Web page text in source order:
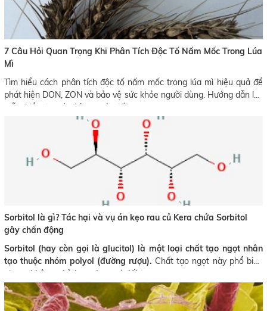
7 Câu Hỏi Quan Trọng Khi Phân Tích Độc Tố Nấm Mốc Trong Lúa
Mì
Tìm hiểu cách phân tích độc tố nấm mốc trong lúa mì hiệu quả để
phát hiện DON, ZON và bảo vệ sức khỏe người dùng. Hướng dẫn lấy
mẫu, kiểm tra và phòng ngừa tối ưu.
Sorbitol là gì? Tác hại và vụ án kẹo rau củ Kera chứa Sorbitol
gây chấn động
Sorbitol (hay còn gọi là glucitol) là một loại chất tạo ngọt nhân
tạo thuộc nhóm polyol (đường rượu). Chất tạo ngọt này phổ biến
nhưng không phù hợp cho mọi đối tượng